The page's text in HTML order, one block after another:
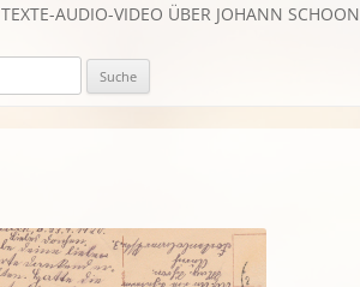
TEXTE-AUDIO-VIDEO ÜBER JOHANN SCHOON